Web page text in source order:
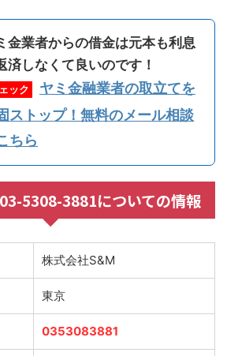
金業者からの借金は元本も利息
済しなくて良いのです！
ック
ヤミ金融業者の取立てを
ストップ！無料のメール相談
ちら
5308-3881についての情報
株式会社S&M
東京
0353083881